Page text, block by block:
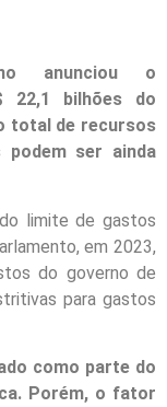
anunciou o
22,1 bilhões do
total de recursos
podem ser ainda
limite de gastos
em 2023,
do governo de
para gastos
como parte do
Porém, o fator